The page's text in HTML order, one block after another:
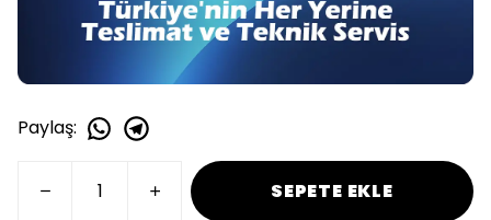
Paylaş:
SEPETE EKLE